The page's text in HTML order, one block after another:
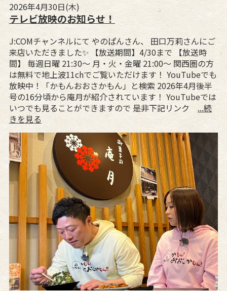
2026年4月30日(木)
テレビ放映のお知らせ！
J:COMチャンネルにて やのぱんさん、 田口万莉さんにご
来店いただきました✨ 【放送期間】4/30まで 【放送時
間】 毎週日曜 21:30〜 月・火・金曜 21:00〜 関西圏の方
は無料で地上波11chでご覧いただけます！ YouTubeでも
放映中！「かもんおおさかもん」と検索 2026年4月後半
号の16分頃から庵月が紹介されています！ YouTubeでは
いつでも見ることができますので 是非下記リンク ...続
きを見る